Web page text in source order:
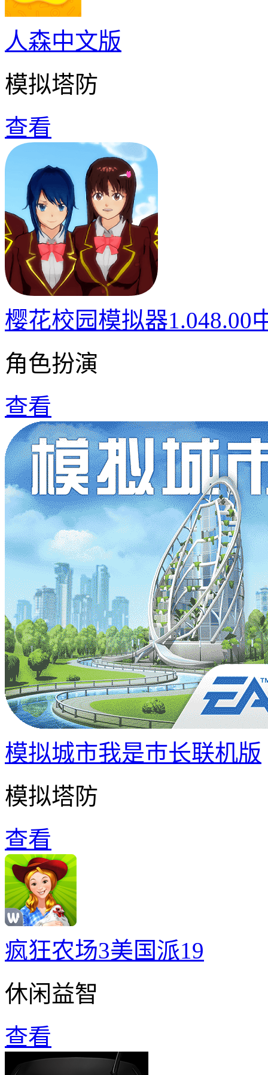
人森中文版
模拟塔防
查看
樱花校园模拟器1.048.00
角色扮演
查看
模拟城市我是巿长联机版
模拟塔防
查看
疯狂农场3美国派19
休闲益智
查看